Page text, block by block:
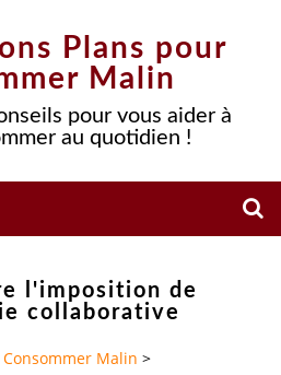
Plans pour
Malin
pour vous aider à
au quotidien !
l'imposition de
collaborative
Malin >